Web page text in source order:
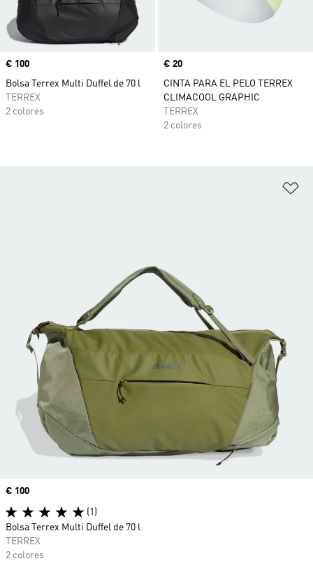
Precio
€ 100
Bolsa Terrex Multi Duffel de 70 l
TERREX
2 colores
Precio
€ 20
CINTA PARA EL PELO TERREX
CLIMACOOL GRAPHIC
TERREX
2 colores
Precio
€ 100
(1)
Bolsa Terrex Multi Duffel de 70 l
TERREX
2 colores